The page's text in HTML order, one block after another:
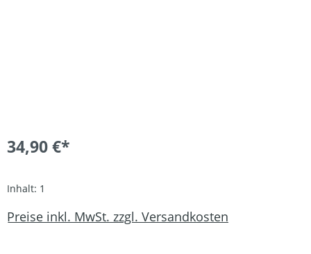
34,90 €*
Inhalt: 1
Preise inkl. MwSt. zzgl. Versandkosten